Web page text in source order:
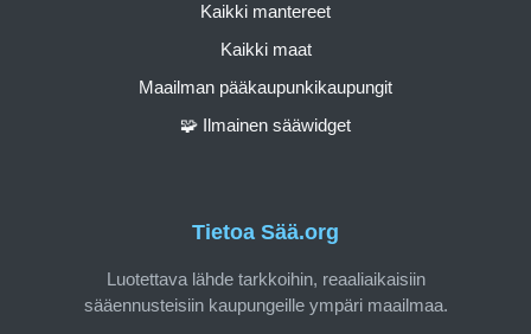
Tietoa Sää.org
Luotettava lähde tarkkoihin, reaaliaikaisiin
sääennusteisiin kaupungeille ympäri maailmaa.
Kaikki mantereet
Kaikki maat
Maailman pääkaupunkikaupungit
🧩 Ilmainen sääwidget